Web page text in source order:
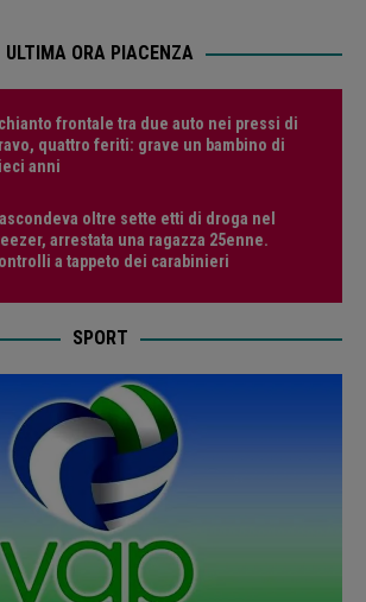
ULTIMA ORA PIACENZA
frontale tra due auto nei pressi di
quattro feriti: grave un bambino di
anni
oltre sette etti di droga nel
arrestata una ragazza 25enne.
a tappeto dei carabinieri
SPORT